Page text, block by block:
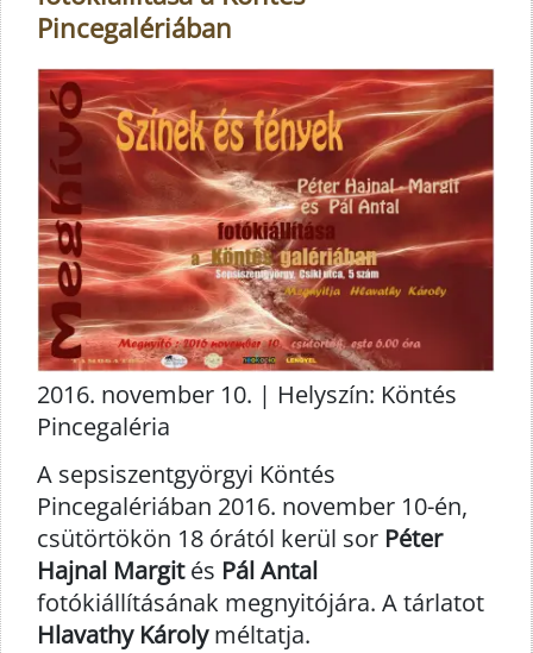
Pincegalériában
2016. november 10. | Helyszín: Köntés
Pincegaléria
A sepsiszentgyörgyi Köntés
Pincegalériában 2016. november 10-én,
csütörtökön 18 órától kerül sor Péter
Hajnal Margités Pál Antal
fotókiállításának megnyitójára. A tárlatot
Hlavathy Károlyméltatja.